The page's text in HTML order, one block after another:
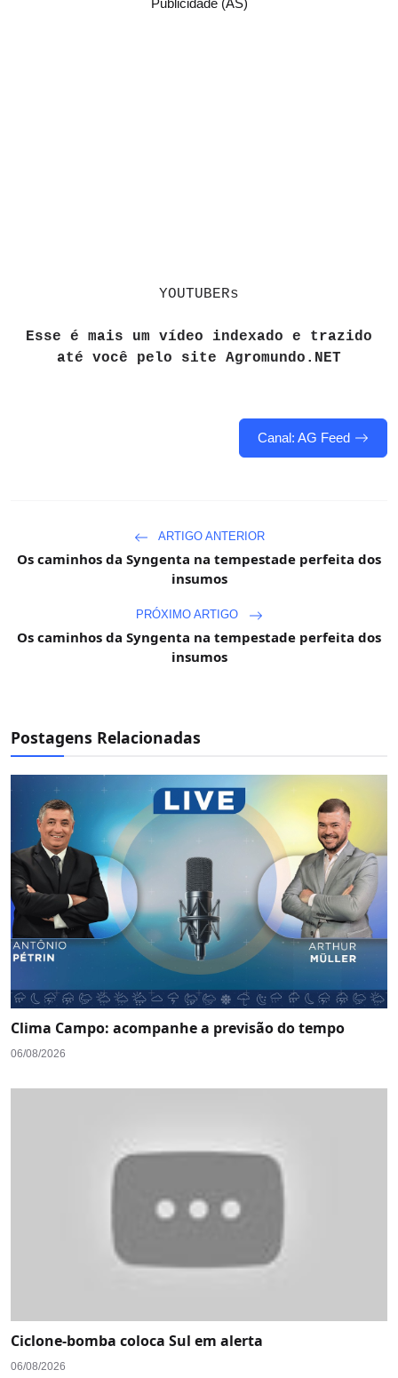
Publicidade (AS)
YOUTUBERs
Esse é mais um vídeo indexado e trazido
até você pelo site Agromundo.NET
Canal: AG Feed
ARTIGO ANTERIOR
Os caminhos da Syngenta na tempestade perfeita dos
insumos
PRÓXIMO ARTIGO
Os caminhos da Syngenta na tempestade perfeita dos
insumos
Postagens Relacionadas
Clima Campo: acompanhe a previsão do tempo
06/08/2026
Ciclone-bomba coloca Sul em alerta
06/08/2026